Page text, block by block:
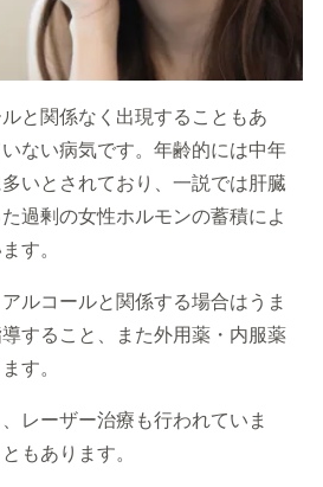
と関係なく出現することもあ
ない病気です。年齢的には中年
いとされており、一説では肝臓
過剰の女性ホルモンの蓄積によ
す。
ルコールと関係する場合はうま
すること、また外用薬・内服薬
す。
レーザー治療も行われていま
もあります。